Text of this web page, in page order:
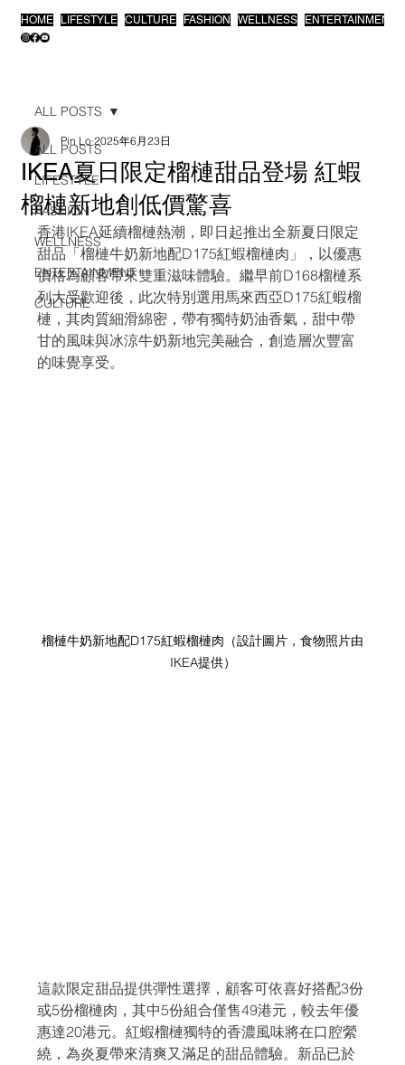
HOME LIFESTYLE CULTURE FASHION WELLNESS ENTERTAINMENT
ALL POSTS
LIFESTYLE
FASHION
WELLNESS
ENTERTAINMENT
CULTURE
ALL POSTS
IKEA夏日限定榴槤甜品登場 紅蝦
榴槤新地創低價驚喜
Pin Lo 2025年6月23日
香港IKEA延續榴槤熱潮，即日起推出全新夏日限定
甜品「榴槤牛奶新地配D175紅蝦榴槤肉」，以優惠
價格為顧客帶來雙重滋味體驗。繼早前D168榴槤系
列大受歡迎後，此次特別選用馬來西亞D175紅蝦榴
槤，其肉質細滑綿密，帶有獨特奶油香氣，甜中帶
甘的風味與冰涼牛奶新地完美融合，創造層次豐富
的味覺享受。
榴槤牛奶新地配D175紅蝦榴槤肉（設計圖片，食物照片由
IKEA提供）
這款限定甜品提供彈性選擇，顧客可依喜好搭配3份
或5份榴槤肉，其中5份組合僅售49港元，較去年優
惠達20港元。紅蝦榴槤獨特的香濃風味將在口腔縈
繞，為炎夏帶來清爽又滿足的甜品體驗。新品已於